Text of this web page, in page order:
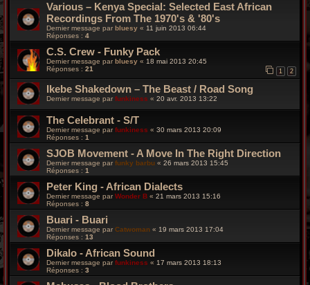
Various – Kenya Special: Selected East African
Recordings From The 1970's & '80's
Dernier message par bluesy « 11 juin 2013 06:44
Réponses : 4
C.S. Crew - Funky Pack
Dernier message parbluesy « 18 mai 2013 20:45
Réponses : 21 1 2
Ikebe Shakedown – The Beast / Road Song
Dernier message par funkiness « 20 avr. 2013 13:22
The Celebrant - S/T
Dernier message parfunkiness « 30 mars 2013 20:09
Réponses : 1
SJOB Movement - A Move In The Right Direction
Dernier message par funky barbu « 26 mars 2013 15:45
Réponses : 1
Peter King - African Dialects
Dernier message parWonder B « 21 mars 2013 15:16
Réponses : 8
Buari - Buari
Dernier message par Catwoman « 19 mars 2013 17:04
Réponses : 13
Dikalo - African Sound
Dernier message parfunkiness « 17 mars 2013 18:13
Réponses : 3